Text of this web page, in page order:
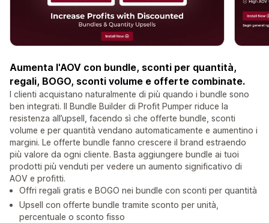
Aumenta l'AOV con bundle, sconti per quantità,
regali, BOGO, sconti volume e offerte combinate.
I clienti acquistano naturalmente di più quando i bundle sono
ben integrati. Il Bundle Builder di Profit Pumper riduce la
resistenza all’upsell, facendo sì che offerte bundle, sconti
volume e per quantità vendano automaticamente e aumentino i
margini. Le offerte bundle fanno crescere il brand estraendo
più valore da ogni cliente. Basta aggiungere bundle ai tuoi
prodotti più venduti per vedere un aumento significativo di
AOV e profitti.
Offri regali gratis e BOGO nei bundle con sconti per quantità
Upsell con offerte bundle tramite sconto per unità,
percentuale o sconto fisso